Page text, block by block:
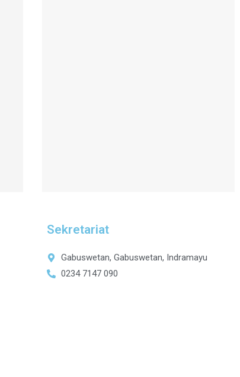
Sekretariat
Gabuswetan, Gabuswetan, Indramayu
0234 7147 090